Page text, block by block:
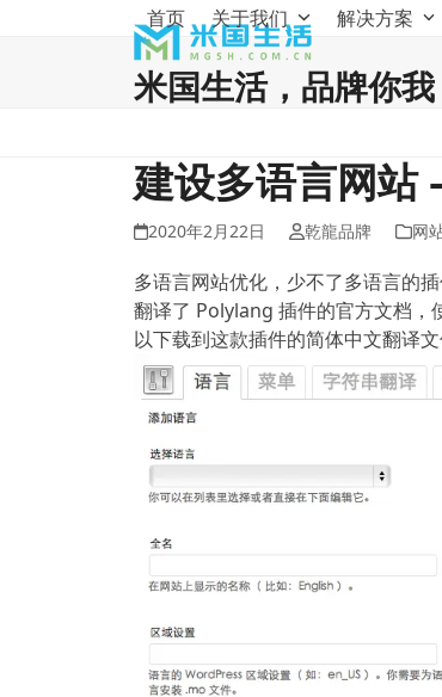
首页 关于我们 解决方案
米国生活，品牌你我
建设多语言网站
2020年2月22日 乾龍品牌 网
多语言网站优化，少不了多语言的
翻译了 Polylang 插件的官方文档
以下载到这款插件的简体中文翻译